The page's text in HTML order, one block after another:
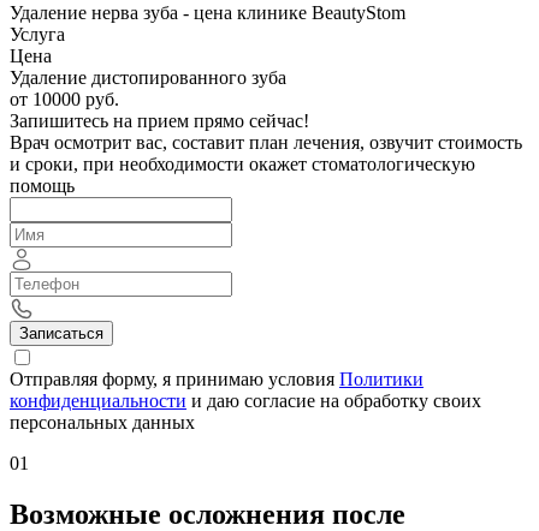
Удаление нерва зуба - цена клинике BeautyStom
Услуга
Цена
Удаление дистопированного зуба
от 10000 руб.
Запишитесь на прием прямо сейчас!
Врач осмотрит вас, составит план лечения, озвучит стоимость
и сроки, при необходимости окажет стоматологическую
помощь
Записаться
Отправляя форму, я принимаю условия Политики
конфиденциальности и даю согласие на обработку своих
персональных данных
01
Возможные осложнения после